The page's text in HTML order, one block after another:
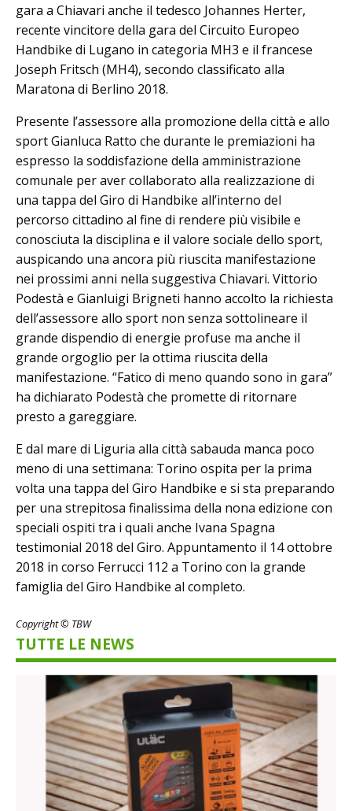
gara a Chiavari anche il tedesco Johannes Herter,
recente vincitore della gara del Circuito Europeo
Handbike di Lugano in categoria MH3 e il francese
Joseph Fritsch (MH4), secondo classificato alla
Maratona di Berlino 2018.
Presente l’assessore alla promozione della città e allo
sport Gianluca Ratto che durante le premiazioni ha
espresso la soddisfazione della amministrazione
comunale per aver collaborato alla realizzazione di
una tappa del Giro di Handbike all’interno del
percorso cittadino al fine di rendere più visibile e
conosciuta la disciplina e il valore sociale dello sport,
auspicando una ancora più riuscita manifestazione
nei prossimi anni nella suggestiva Chiavari. Vittorio
Podestà e Gianluigi Brigneti hanno accolto la richiesta
dell’assessore allo sport non senza sottolineare il
grande dispendio di energie profuse ma anche il
grande orgoglio per la ottima riuscita della
manifestazione. “Fatico di meno quando sono in gara”
ha dichiarato Podestà che promette di ritornare
presto a gareggiare.
E dal mare di Liguria alla città sabauda manca poco
meno di una settimana: Torino ospita per la prima
volta una tappa del Giro Handbike e si sta preparando
per una strepitosa finalissima della nona edizione con
speciali ospiti tra i quali anche Ivana Spagna
testimonial 2018 del Giro. Appuntamento il 14 ottobre
2018 in corso Ferrucci 112 a Torino con la grande
famiglia del Giro Handbike al completo.
Copyright © TBW
TUTTE LE NEWS